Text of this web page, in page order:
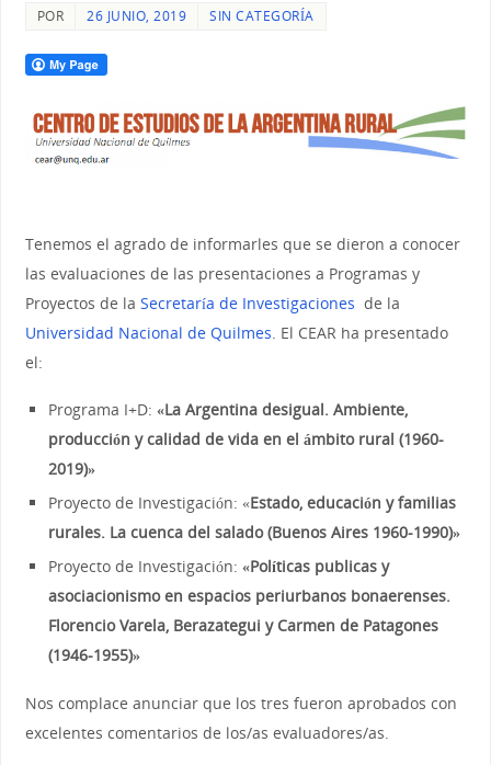
POR 26 JUNIO, 2019 SIN CATEGORÍA
Tenemos el agrado de informarles que se dieron a conocer
las evaluaciones de las presentaciones a Programas y
Proyectos de la Secretaría de Investigaciones de la
Universidad Nacional de Quilmes . El CEAR ha presentado
el:
Programa I+D: «La Argentina desigual. Ambiente,
producción y calidad de vida en el ámbito rural (1960-
2019)»
Proyecto de Investigación: «Estado, educación y familias
rurales. La cuenca del salado (Buenos Aires 1960-1990)»
Proyecto de Investigación:«Políticas publicas y
asociacionismo en espacios periurbanos bonaerenses.
Florencio Varela, Berazategui y Carmen de Patagones
(1946-1955)»
Nos complace anunciar que los tres fueron aprobados con
excelentes comentarios de los/as evaluadores/as.